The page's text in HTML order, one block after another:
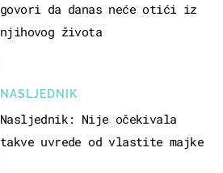
govori da danas neće otići iz
njihovog života
NASLJEDNIK
Nasljednik: Nije očekivala
takve uvrede od vlastite majke